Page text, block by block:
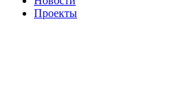
Проекты